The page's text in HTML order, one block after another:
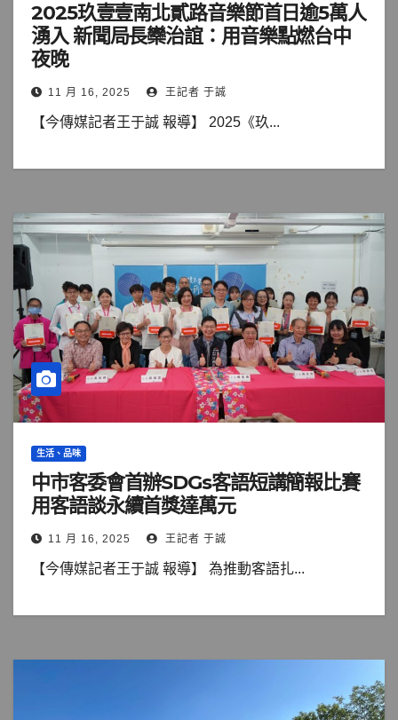
2025玖壹壹南北貳路音樂節首日逾5萬人
湧入 新聞局長欒治誼：用音樂點燃台中
夜晚
11 月 16, 2025 王記者 于誠
【今傳媒記者王于誠 報導】 2025《玖...
生活、品味
中市客委會首辦SDGs客語短講簡報比賽
用客語談永續首獎達萬元
11 月 16, 2025 王記者 于誠
【今傳媒記者王于誠 報導】 為推動客語扎...